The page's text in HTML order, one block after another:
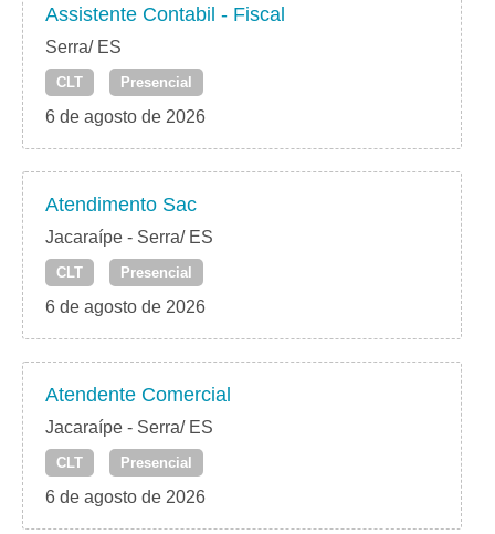
Assistente Contabil - Fiscal
Serra/ ES
CLT Presencial
6 de agosto de 2026
Atendimento Sac
Jacaraípe - Serra/ ES
CLT Presencial
6 de agosto de 2026
Atendente Comercial
Jacaraípe - Serra/ ES
CLT Presencial
6 de agosto de 2026